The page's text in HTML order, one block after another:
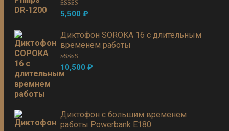
Оценка 5.00
из 5
5,500₽
Диктофон SOROKA 16 с длительным
временем работы
Оценка5.00
из 5
10,500₽
Диктофон с большим временем
работы Powerbank E180